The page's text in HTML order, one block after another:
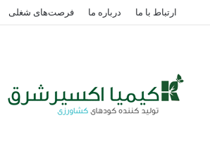
ارتباط با ما درباره ما فرصت‌های شغلی